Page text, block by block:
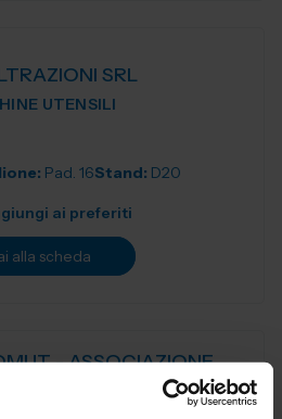
SRL
UTENSILI
Pad. 16Stand: D20
ai preferiti
alla scheda
- ASSOCIAZIONE